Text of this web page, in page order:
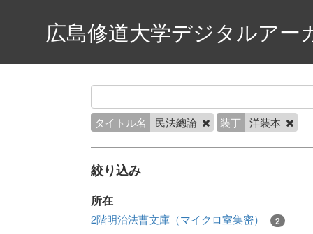
広島修道大学デジタルアー
タイトル名 民法總論 装丁 洋装本
絞り込み
所在
2階明治法曹文庫（マイクロ室集密） 2